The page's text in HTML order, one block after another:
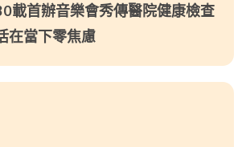
載首辦音樂會秀傳醫院健康檢查
在當下零焦慮